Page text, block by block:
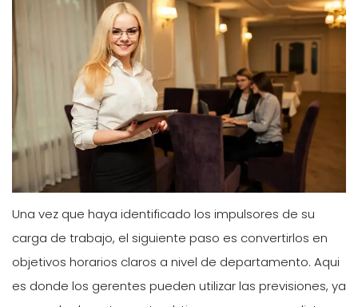
Una vez que haya identificado los impulsores de su
carga de trabajo, el siguiente paso es convertirlos en
objetivos horarios claros a nivel de departamento. Aqui
es donde los gerentes pueden utilizar las previsiones, ya